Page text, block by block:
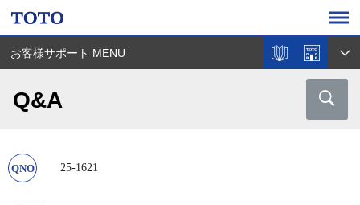
お客様サポート MENU
Q&A
25-1621